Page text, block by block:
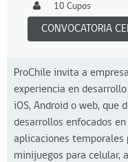
10 Cupos
CONVOCATORIA
ProChile invita a
experiencia en
iOS, Android o web, que
desarrollos enfocados
aplicaciones temporales
minijuegos para celular,